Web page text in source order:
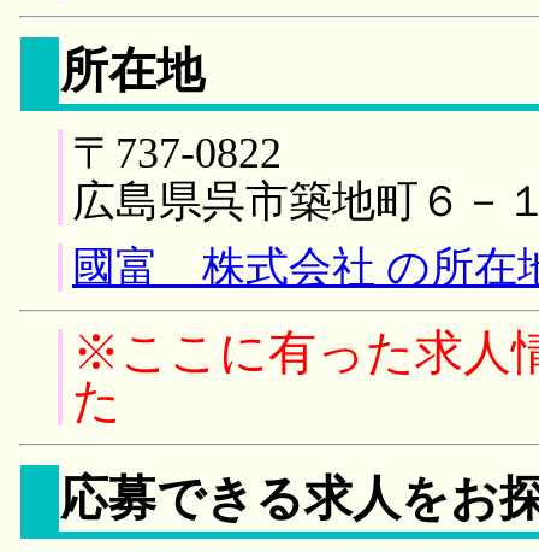
所在地
〒737-0822
広島県呉市築地町６－
國富 株式会社 の所在
※ここに有った求人
た
応募できる求人をお